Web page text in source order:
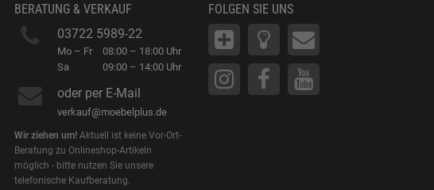
BERATUNG & VERKAUF
03722 5989-22
Mo – Fr
Sa
08:00 – 18:00 Uhr
09:00 – 14:00 Uhr
oder per E-Mail
verkauf@moebelplus.de
Wir ziehen um! Aktuell ist keine Vor-Ort-
Beratung zu Onlineshop-Artikeln
möglich - bitte nutzen Sie unsere
telefonische Kaufberatung.
FOLGEN SIE UNS